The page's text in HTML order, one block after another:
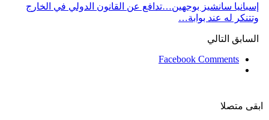
إسبانيا سانشيز بوجهين…تدافع عن القانون الدولي في الخارج
وتتنكر له عند بوابة…
السابق التالي
Facebook Comments
ابقى متصلا